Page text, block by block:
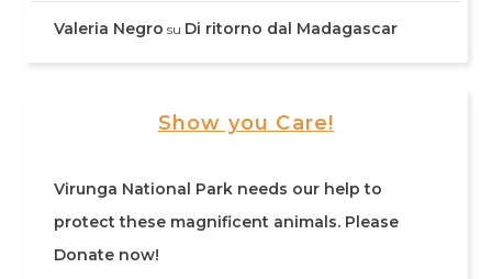
Valeria Negro su Di ritorno dal Madagascar
Show you Care!
Virunga National Park needs our help to
protect these magnificent animals. Please
Donate now!